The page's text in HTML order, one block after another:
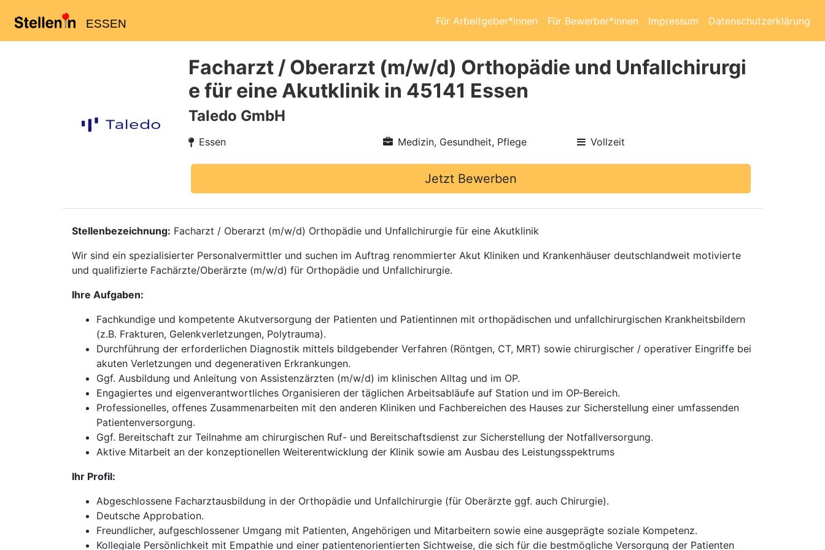
ESSEN Für Arbeitgeber*innen Für Bewerber*innen Impressum Datenschutzerklärung
Facharzt / Oberarzt (m/w/d) Orthopädie und Unfallchirurgi
e für eine Akutklinik in 45141 Essen
Taledo GmbH
Essen Medizin, Gesundheit, Pflege Vollzeit
Jetzt Bewerben
Stellenbezeichnung: Facharzt / Oberarzt (m/w/d) Orthopädie und Unfallchirurgie für eine Akutklinik
Wir sind ein spezialisierter Personalvermittler und suchen im Auftrag renommierter Akut Kliniken und Krankenhäuser deutschlandweit motivierte
und qualifizierte Fachärzte/Oberärzte (m/w/d) für Orthopädie und Unfallchirurgie.
Ihre Aufgaben:
Fachkundige und kompetente Akutversorgung der Patienten und Patientinnen mit orthopädischen und unfallchirurgischen Krankheitsbildern
(z.B. Frakturen, Gelenkverletzungen, Polytrauma).
Durchführung der erforderlichen Diagnostik mittels bildgebender Verfahren (Röntgen, CT, MRT) sowie chirurgischer / operativer Eingriffe bei
akuten Verletzungen und degenerativen Erkrankungen.
Ggf. Ausbildung und Anleitung von Assistenzärzten (m/w/d) im klinischen Alltag und im OP.
Engagiertes und eigenverantwortliches Organisieren der täglichen Arbeitsabläufe auf Station und im OP-Bereich.
Professionelles, offenes Zusammenarbeiten mit den anderen Kliniken und Fachbereichen des Hauses zur Sicherstellung einer umfassenden
Patientenversorgung.
Ggf. Bereitschaft zur Teilnahme am chirurgischen Ruf- und Bereitschaftsdienst zur Sicherstellung der Notfallversorgung.
Aktive Mitarbeit an der konzeptionellen Weiterentwicklung der Klinik sowie am Ausbau des Leistungsspektrums
Ihr Profil:
Abgeschlossene Facharztausbildung in der Orthopädie und Unfallchirurgie (für Oberärzte ggf. auch Chirurgie).
Deutsche Approbation.
Freundlicher, aufgeschlossener Umgang mit Patienten, Angehörigen und Mitarbeitern sowie eine ausgeprägte soziale Kompetenz.
Kollegiale Persönlichkeit mit Empathie und einer patientenorientierten Sichtweise, die sich für die bestmögliche Versorgung der Patienten